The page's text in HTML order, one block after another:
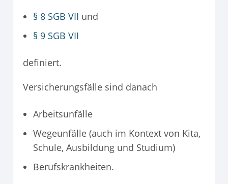
§ 8 SGB VII und
§ 9 SGB VII
definiert.
Versicherungsfälle sind danach
Arbeitsunfälle
Wegeunfälle (auch im Kontext von Kita,
Schule, Ausbildung und Studium)
Berufskrankheiten.